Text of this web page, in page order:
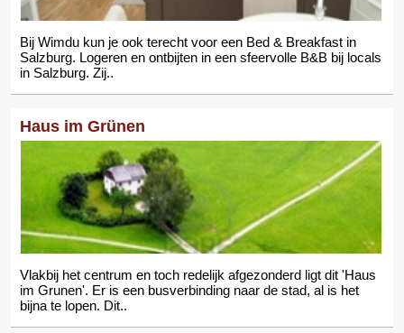
Bij Wimdu kun je ook terecht voor een Bed & Breakfast in
Salzburg. Logeren en ontbijten in een sfeervolle B&B bij locals
in Salzburg. Zij..
Haus im Grünen
Vlakbij het centrum en toch redelijk afgezonderd ligt dit 'Haus
im Grunen'. Er is een busverbinding naar de stad, al is het
bijna te lopen. Dit..